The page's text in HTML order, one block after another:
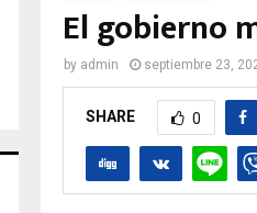
El gobierno
by admin septiembre 23,
SHARE 0